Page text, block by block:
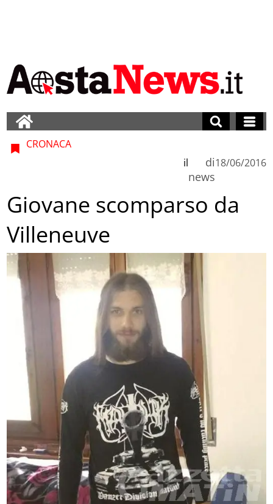
CRONACA
di
news
il 18/06/2016
Giovane scomparso da
Villeneuve